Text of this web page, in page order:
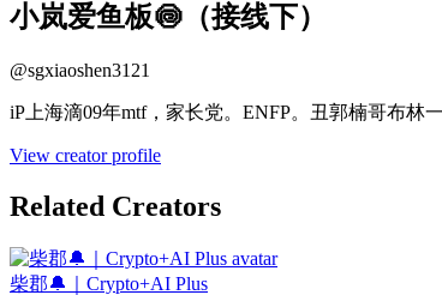
小岚爱鱼板🍥（接线下）
@sgxiaoshen3121
iP上海滴09年mtf，家长党。ENFP。丑郭楠哥布林
View creator profile
Related Creators
柴郡🔔｜Crypto+AI Plus